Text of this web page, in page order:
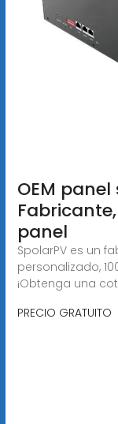
OEM
panel
SpolarPV es un
personalizado,
¡Obtenga una
PRECIO GRATUITO